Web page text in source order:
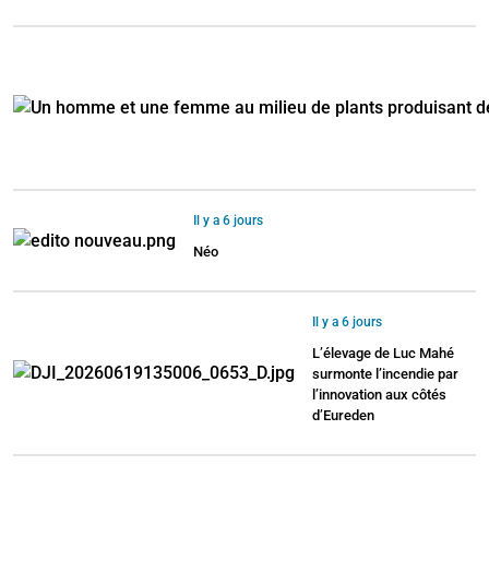
Il y a 6 jours
Néo
Il y a 6 jours
L’élevage de Luc Mahé
surmonte l’incendie par
l’innovation aux côtés
d’Eureden